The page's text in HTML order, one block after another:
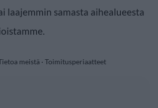
laajemmin samasta aihealueesta
meistä · Toimitusperiaatteet